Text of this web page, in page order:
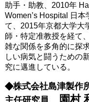
助手・助教、 2010年
Women’s Hospital
日本
て、 2015年京都大学大
師・特定准教授を経て、
雑な関係を多角的に探
しい病気と闘うための
究に邁進している。
◆株式会社島津製
園村